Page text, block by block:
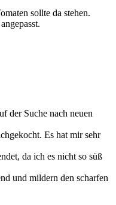
sollte da stehen.
der Suche nach neuen
Es hat mir sehr
da ich es nicht so süß
und mildern den scharfen